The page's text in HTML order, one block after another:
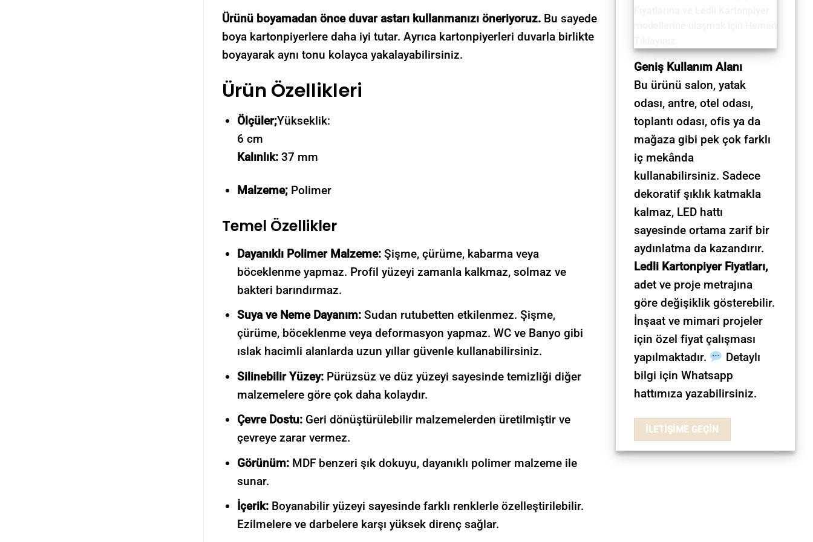
Ürünü boyamadan önce duvar astarı kullanmanızı öneriyoruz. Bu sayede
boya kartonpiyerlere daha iyi tutar. Ayrıca kartonpiyerleri duvarla birlikte
boyayarak aynı tonu kolayca yakalayabilirsiniz.
Ürün Özellikleri
Ölçüler;Yükseklik:
6 cm
Kalınlık: 37 mm
Malzeme; Polimer
Temel Özellikler
Dayanıklı Polimer Malzeme: Şişme, çürüme, kabarma veya
böceklenme yapmaz. Profil yüzeyi zamanla kalkmaz, solmaz ve
bakteri barındırmaz.
Suya ve Neme Dayanım: Sudan rutubetten etkilenmez. Şişme,
çürüme, böceklenme veya deformasyon yapmaz. WC ve Banyo gibi
ıslak hacimli alanlarda uzun yıllar güvenle kullanabilirsiniz.
Silinebilir Yüzey: Pürüzsüz ve düz yüzeyi sayesinde temizliği diğer
malzemelere göre çok daha kolaydır.
Çevre Dostu:Geri dönüştürülebilir malzemelerden üretilmiştir ve
çevreye zarar vermez.
Görünüm:MDF benzeri şık dokuyu, dayanıklı polimer malzeme ile
sunar.
İçerik:Boyanabilir yüzeyi sayesinde farklı renklerle özelleştirilebilir.
Ezilmelere ve darbelere karşı yüksek direnç sağlar.
Geniş Kullanım Alanı
Bu ürünü salon, yatak
odası, antre, otel odası,
toplantı odası, ofis ya da
mağaza gibi pek çok farklı
iç mekânda
kullanabilirsiniz. Sadece
dekoratif şıklık katmakla
kalmaz, LED hattı
sayesinde ortama zarif bir
aydınlatma da kazandırır.
Ledli Kartonpiyer Fiyatları,
adet ve proje metrajına
göre değişiklik gösterebilir.
İnşaat ve mimari projeler
için özel fiyat çalışması
yapılmaktadır.
Detaylı
bilgi için Whatsapp
hattımıza yazabilirsiniz.
İLETİŞİME GEÇİN